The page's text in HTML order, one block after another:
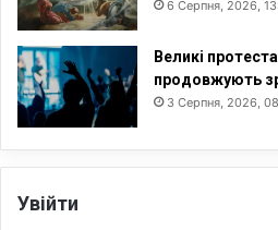
6 Серпня, 2026,
Великі
продовжують
3 Серпня, 2026,
Увійти